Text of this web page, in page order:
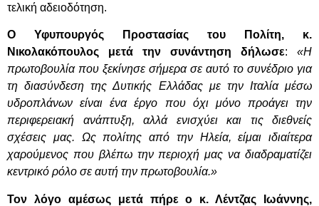
τελική αδειοδότηση.
Ο Υφυπουργός Προστασίας του Πολίτη, κ.
Νικολακόπουλος μετά την συνάντηση δήλωσε: «Η
πρωτοβουλία που ξεκίνησε σήμερα σε αυτό το συνέδριο για
τη διασύνδεση της Δυτικής Ελλάδας με την Ιταλία μέσω
υδροπλάνων είναι ένα έργο που όχι μόνο προάγει την
περιφερειακή ανάπτυξη, αλλά ενισχύει και τις διεθνείς
σχέσεις μας. Ως πολίτης από την Ηλεία, είμαι ιδιαίτερα
χαρούμενος που βλέπω την περιοχή μας να διαδραματίζει
κεντρικό ρόλο σε αυτή την πρωτοβουλία.»
Τον λόγο αμέσως μετά πήρε ο κ. Λέντζας Ιωάννης,